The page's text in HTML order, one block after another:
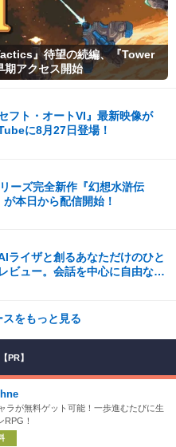
』待望の続編、『Tower
アクセス開始
フト・オートVI』最新映像が
に8月27日登場！
ーズ完全新作『幻想水滸伝
本日から配信開始！
ライザと創るあなただけのひと
ビュー。会話を中心に自由な冒
をもっと見る
【PR】
ラが無料ゲット可能！一歩進むたびに生
！